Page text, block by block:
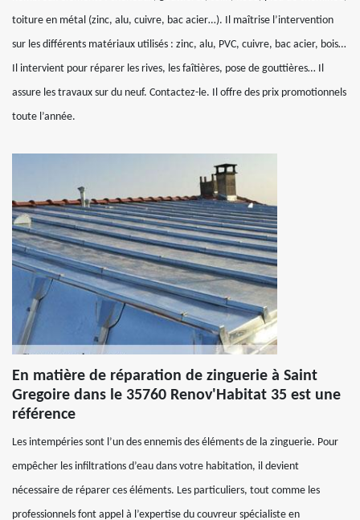
toiture en métal (zinc, alu, cuivre, bac acier…). Il maîtrise l’intervention
sur les différents matériaux utilisés : zinc, alu, PVC, cuivre, bac acier, bois…
Il intervient pour réparer les rives, les faîtières, pose de gouttières… Il
assure les travaux sur du neuf. Contactez-le. Il offre des prix promotionnels
toute l’année.
En matière de réparation de zinguerie à Saint
Gregoire dans le 35760 Renov'Habitat 35 est une
référence
Les intempéries sont l’un des ennemis des éléments de la zinguerie. Pour
empêcher les infiltrations d’eau dans votre habitation, il devient
nécessaire de réparer ces éléments. Les particuliers, tout comme les
professionnels font appel à l’expertise du couvreur spécialiste en